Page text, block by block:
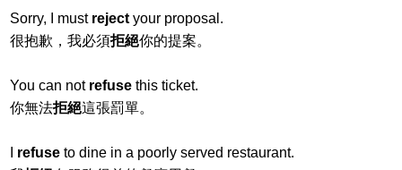
Sorry, I must reject your proposal.
很抱歉，我必須拒絕你的提案。
You can not refuse this ticket.
你無法拒絕這張罰單。
refuse to dine in a poorly served restaurant.